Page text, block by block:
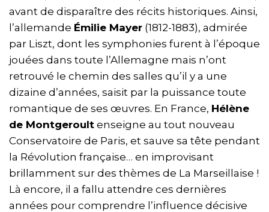
avant de disparaître des récits historiques. Ainsi,
l’allemande Émilie Mayer (1812-1883), admirée
par Liszt, dont les symphonies furent à l’époque
jouées dans toute l’Allemagne mais n’ont
retrouvé le chemin des salles qu’il y a une
dizaine d’années, saisit par la puissance toute
romantique de ses œuvres. En France, Hélène
de Montgeroult enseigne au tout nouveau
Conservatoire de Paris, et sauve sa tête pendant
la Révolution française… en improvisant
brillamment sur des thèmes de La Marseillaise !
Là encore, il a fallu attendre ces dernières
années pour comprendre l’influence décisive